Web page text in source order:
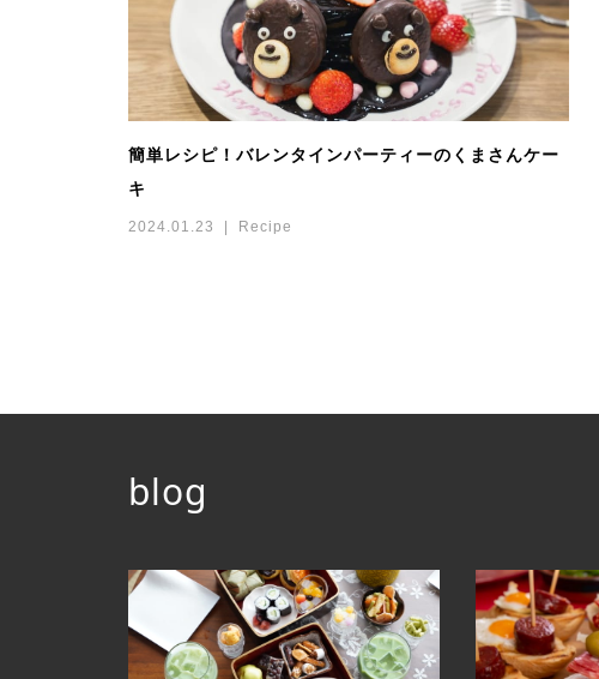
簡単レシピ！バレンタインパーティーのくまさんケー
キ
2024.01.23 Recipe
blog